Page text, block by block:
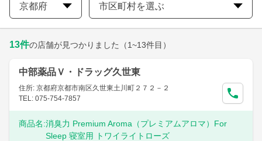
京都府 市区町村を選ぶ
13件の店舗が見つかりました （1~13件目）
中部薬品Ｖ・ドラッグ久世東
住所: 京都府京都市南区久世東土川町２７２－２
TEL: 075-754-7857
商品名:消臭力 Premium Aroma（プレミアムアロマ）For
Sleep 寝室用 トワイライトローズ